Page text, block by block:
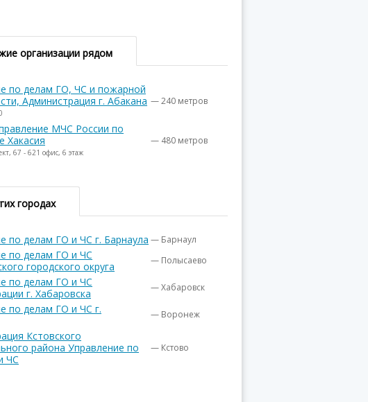
организации рядом
по делам ГО, ЧС и пожарной
Администрация г. Абакана — 240 метров
МЧС России по
Хакасия
67 - 621 офис, 6 этаж
— 480 метров
городах
по делам ГО и ЧС г. Барнаула — Барнаул
по делам ГО и ЧС
городского округа
— Полысаево
по делам ГО и ЧС
г. Хабаровска
— Хабаровск
по делам ГО и ЧС г.
— Воронеж
Кстовского
района Управление по
ЧС
— Кстово